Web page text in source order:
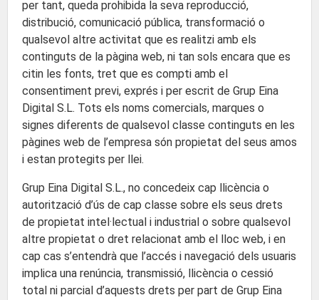
per tant, queda prohibida la seva reproducció,
distribució, comunicació pública, transformació o
qualsevol altre activitat que es realitzi amb els
continguts de la pàgina web, ni tan sols encara que es
citin les fonts, tret que es compti amb el
consentiment previ, exprés i per escrit de Grup Eina
Digital S.L. Tots els noms comercials, marques o
signes diferents de qualsevol classe continguts en les
pàgines web de l’empresa són propietat del seus amos
i estan protegits per llei.
Grup Eina Digital S.L., no concedeix cap llicència o
autorització d’ús de cap classe sobre els seus drets
de propietat intel·lectual i industrial o sobre qualsevol
altre propietat o dret relacionat amb el lloc web, i en
cap cas s’entendrà que l’accés i navegació dels usuaris
implica una renúncia, transmissió, llicència o cessió
total ni parcial d’aquests drets per part de Grup Eina